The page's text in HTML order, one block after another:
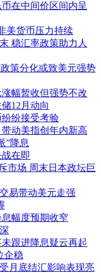
在中间价区间内呈
美货币压力持续
稳汇率政策助力人
策分化或致美元强势
幅暂收但强势不改
12月动向
纷纷接受考验
动美指创年内新高
”降息
在即
市场 周末日本政坛巨
易带动美元走强
幅度预期收窄
跟进降息疑云再起
企稳
月底结汇影响表现亮